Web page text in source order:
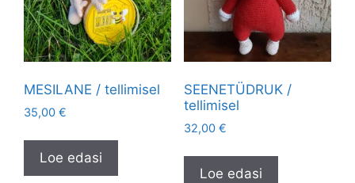
MESILANE / tellimisel
35,00 €
Loe edasi
SEENETÜDRUK /
tellimisel
32,00 €
Loe edasi